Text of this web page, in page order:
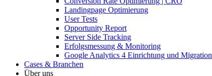
Landingpage Optimierung
User Tests
Opportunity Report
Server Side Tracking
Erfolgsmessung & Monitoring
Google Analytics 4 Einrichtung und Migration
Cases & Branchen
Über uns